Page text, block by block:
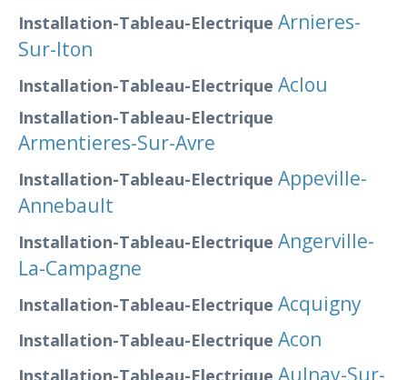
Installation-Tableau-Electrique Arnieres-
Sur-Iton
Installation-Tableau-Electrique Aclou
Installation-Tableau-Electrique
Armentieres-Sur-Avre
Installation-Tableau-Electrique Appeville-
Annebault
Installation-Tableau-Electrique Angerville-
La-Campagne
Installation-Tableau-Electrique Acquigny
Installation-Tableau-Electrique Acon
Installation-Tableau-Electrique Aulnay-Sur-